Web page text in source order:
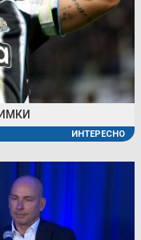
ИНТЕРЕСНО